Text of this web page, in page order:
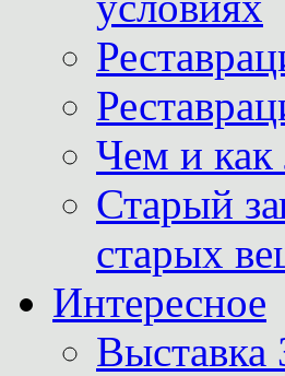
Чем и как
Старый
старых
Интересное